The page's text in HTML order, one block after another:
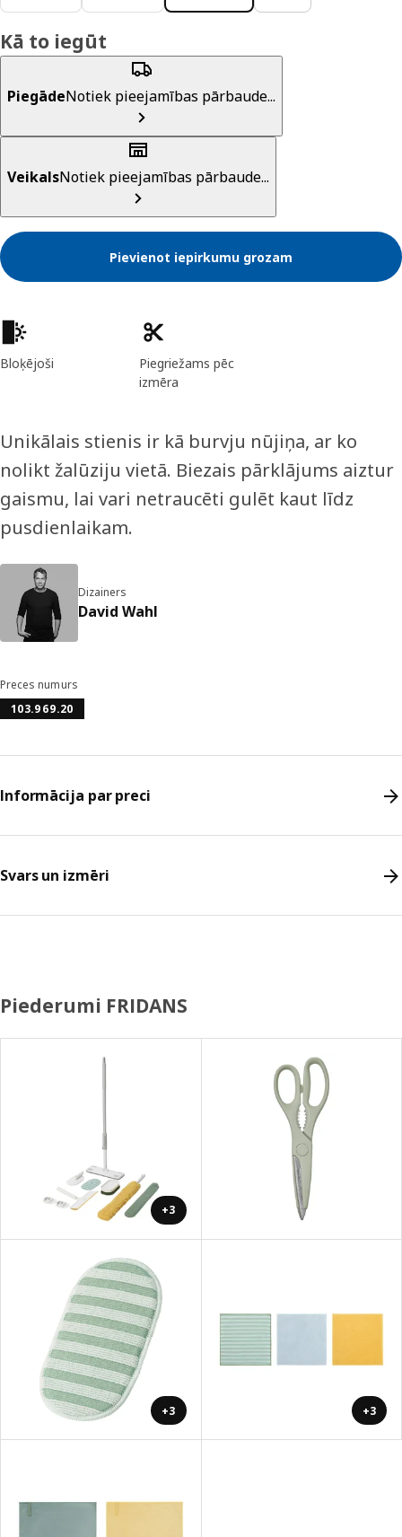
Kā to iegūt
PiegādeNotiek pieejamības pārbaude...
VeikalsNotiek pieejamības pārbaude...
Pievienot iepirkumu grozam
Preces īpašības
Bloķējoši
Piegriežams pēc
izmēra
Unikālais stienis ir kā burvju nūjiņa, ar ko
nolikt žalūziju vietā. Biezais pārklājums aiztur
gaismu, lai vari netraucēti gulēt kaut līdz
pusdienlaikam.
Dizainers
David Wahl
Preces numurs
103.969.20
Informācija par preci
Svars un izmēri
Piederumi FRIDANS
+3
+3 +3